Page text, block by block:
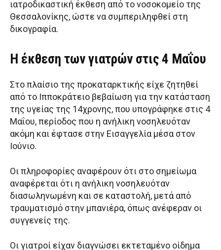
ιατροδικαστική έκθεση από το νοσοκομείο της
Θεσσαλονίκης, ώστε να συμπεριληφθεί στη
δικογραφία.
Η έκθεση των γιατρών στις 4 Μαΐου
Στο πλαίσιο της προκαταρκτικής είχε ζητηθεί
από το Ιπποκράτειο βεβαίωση για την κατάσταση
της υγείας της 14χρονης, που υπογράφηκε στις 4
Μαΐου, περίοδος που η ανήλικη νοσηλευόταν
ακόμη και έφτασε στην Εισαγγελία μέσα στον
Ιούνιο.
Οι πληροφορίες αναφέρουν ότι στο σημείωμα
αναφέρεται ότι η ανήλικη νοσηλευόταν
διασωληνωμένη και σε καταστολή, μετά από
τραυματισμό στην μπανιέρα, όπως ανέφεραν οι
συγγενείς της.
Οι γιατροί είχαν διαγνώσει εκτεταμένο οίδημα